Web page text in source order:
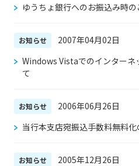
ゆうちょ銀行へのお振込み時
お知らせ
2007年04月02日
Windows Vistaでのインターネ
て
お知らせ
2006年06月26日
当行本支店宛振込手数料無料
お知らせ
2005年12月26日